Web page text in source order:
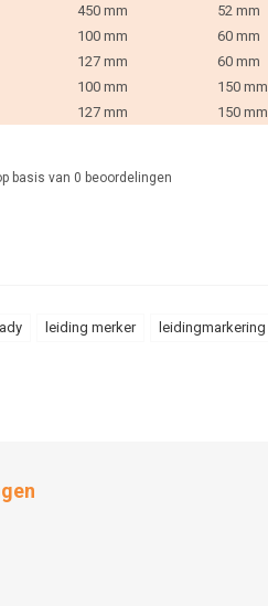
450 mm 52 mm
100 mm 60 mm
127 mm 60 mm
100 mm 150 mm
127 mm 150 mm
basis van 0 beoordelingen
leiding merker leidingmarkering